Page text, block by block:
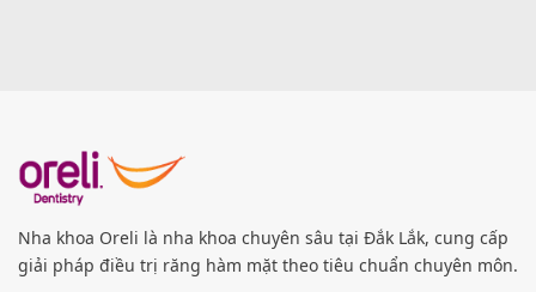
Nha khoa Oreli là nha khoa chuyên sâu tại Đắk Lắk, cung cấp
giải pháp điều trị răng hàm mặt theo tiêu chuẩn chuyên môn.